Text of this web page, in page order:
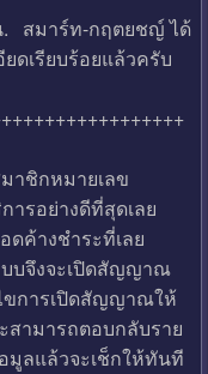
. สมาร์ท-กฤตยชญ์ ได้
ดเรียบร้อยแล้วครับ
าชิกหมายเลข
ารอย่างดีที่สุดเลย
ค้างชำระที่เลย
บจึงจะเปิดสัญญาณ
ขการเปิดสัญญาณให้
ามารถตอบกลับราย
มูลแล้วจะเช็กให้ทันที